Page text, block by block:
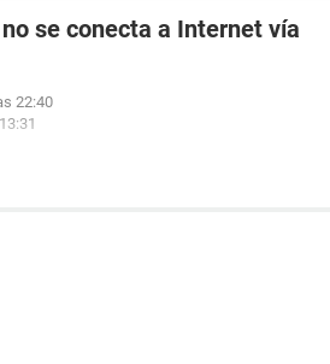
se conecta a Internet vía
22:40